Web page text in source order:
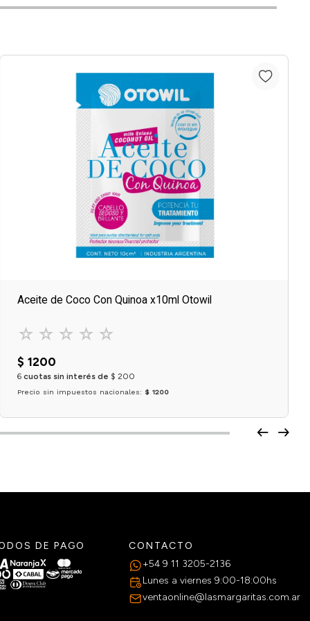
Aceite de Coco Con Quinoa x10ml Otowil
☆ ☆ ☆ ☆ ☆
$ 1200
6 cuotas sin interés de $ 200
Precio sin impuestos nacionales: $ 1200
DE PAGO
CONTACTO
+54 9 11 3205-2136
Lunes a viernes 9:00-18:00hs
ventaonline@lasmargaritas.com.ar